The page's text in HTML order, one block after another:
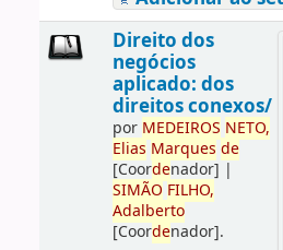
Direito dos
negócios
aplicado: dos
direitos conexos/
por MEDEIROS NETO,
Elias Marques de
[Coordenador] |
SIMÃO FILHO,
Adalberto
[Coordenador].